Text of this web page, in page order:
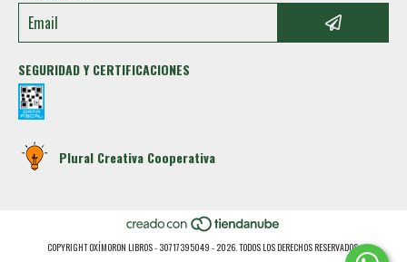
SEGURIDAD Y CERTIFICACIONES
Plural Creativa Cooperativa
COPYRIGHT OXÍMORON LIBROS - 30717395049 - 2026. TODOS LOS DERECHOS RESERVADOS.